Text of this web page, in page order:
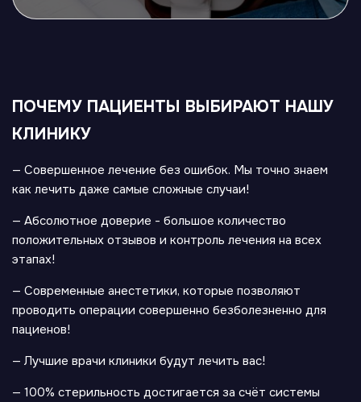
ПОЧЕМУ ПАЦИЕНТЫ ВЫБИРАЮТ НАШУ
КЛИНИКУ
— Совершенное лечение без ошибок. Мы точно знаем
как лечить даже самые сложные случаи!
— Абсолютное доверие - большое количество
положительных отзывов и контроль лечения на всех
этапах!
— Современные анестетики, которые позволяют
проводить операции совершенно безболезненно для
пациенов!
— Лучшие врачи клиники будут лечить вас!
— 100% стерильность достигается за счёт системы